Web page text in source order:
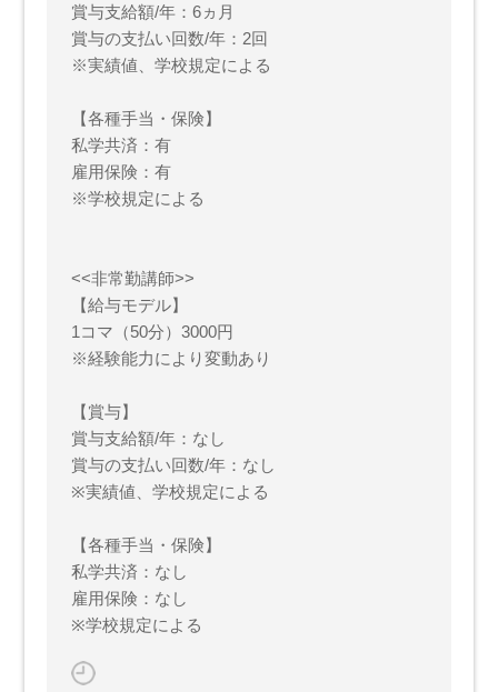
賞与支給額/年：6ヵ月
賞与の支払い回数/年：2回
※実績値、学校規定による
【各種手当・保険】
私学共済：有
雇用保険：有
※学校規定による
<<非常勤講師>>
【給与モデル】
1コマ（50分）3000円
※経験能力により変動あり
【賞与】
賞与支給額/年：なし
賞与の支払い回数/年：なし
※実績値、学校規定による
【各種手当・保険】
私学共済：なし
雇用保険：なし
※学校規定による